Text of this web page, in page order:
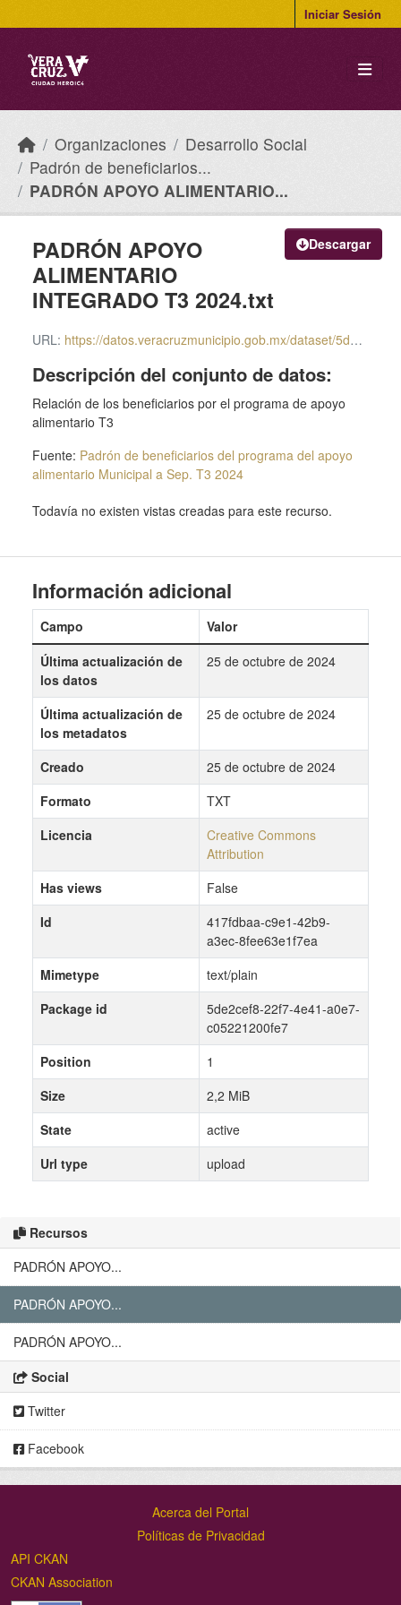
Iniciar Sesión
Organizaciones
Desarrollo Social
Padrón de beneficiarios...
PADRÓN APOYO ALIMENTARIO...
Descargar
PADRÓN APOYO
ALIMENTARIO
INTEGRADO T3 2024.txt
URL: https://datos.veracruzmunicipio.gob.mx/dataset/5de2cef8-22f7-4e41-a0e7-c05221200fe7/resource/417fdbaa-c9e1-42b9-a3ec-8fee63e1f7ea/download/padron-apoyo-alimentario-integrado-t3-2024.txt
Descripción del conjunto de datos:
Relación de los beneficiarios por el programa de apoyo
alimentario T3
Fuente: Padrón de beneficiarios del programa del apoyo
alimentario Municipal a Sep. T3 2024
Todavía no existen vistas creadas para este recurso.
Recursos
PADRÓN APOYO...
PADRÓN APOYO...
PADRÓN APOYO...
Social
Twitter
Facebook
Información adicional
Campo
Valor
Última actualización de
los datos
25 de octubre de 2024
Última actualización de
los metadatos
25 de octubre de 2024
Creado
25 de octubre de 2024
Formato
TXT
Licencia
Creative Commons
Attribution
Has views
False
Id
417fdbaa-c9e1-42b9-
a3ec-8fee63e1f7ea
Mimetype
text/plain
Package id
5de2cef8-22f7-4e41-a0e7-
c05221200fe7
Position
1
Size
2,2 MiB
State
active
Url type
upload
Acerca del Portal
Políticas de Privacidad
API CKAN
CKAN Association